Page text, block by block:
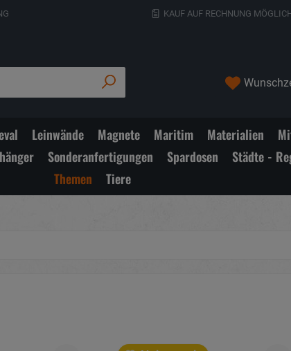
KAUF AUF RECHNUNG
Leinwände Magnete Maritim Materialien
Sonderanfertigungen Spardosen Städte -
Themen
Tiere